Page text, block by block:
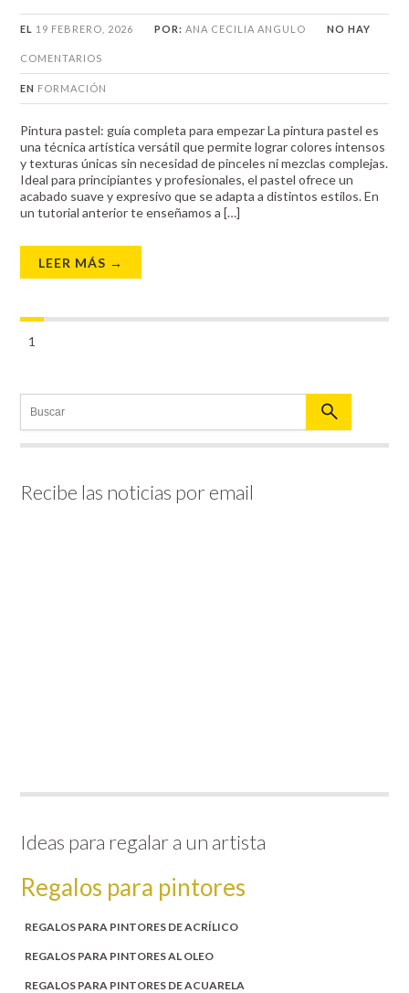
EL 19 FEBRERO, 2026 POR:ANA CECILIA ANGULO NO HAY
COMENTARIOS
EN FORMACIÓN
Pintura pastel: guía completa para empezar La pintura pastel es
una técnica artística versátil que permite lograr colores intensos
y texturas únicas sin necesidad de pinceles ni mezclas complejas.
Ideal para principiantes y profesionales, el pastel ofrece un
acabado suave y expresivo que se adapta a distintos estilos. En
un tutorial anterior te enseñamos a […]
LEER MÁS →
1
Recibe las noticias por email
Ideas para regalar a un artista
Regalos para pintores
REGALOS PARA PINTORES DE ACRÍLICO
REGALOS PARA PINTORES AL OLEO
REGALOS PARA PINTORES DE ACUARELA